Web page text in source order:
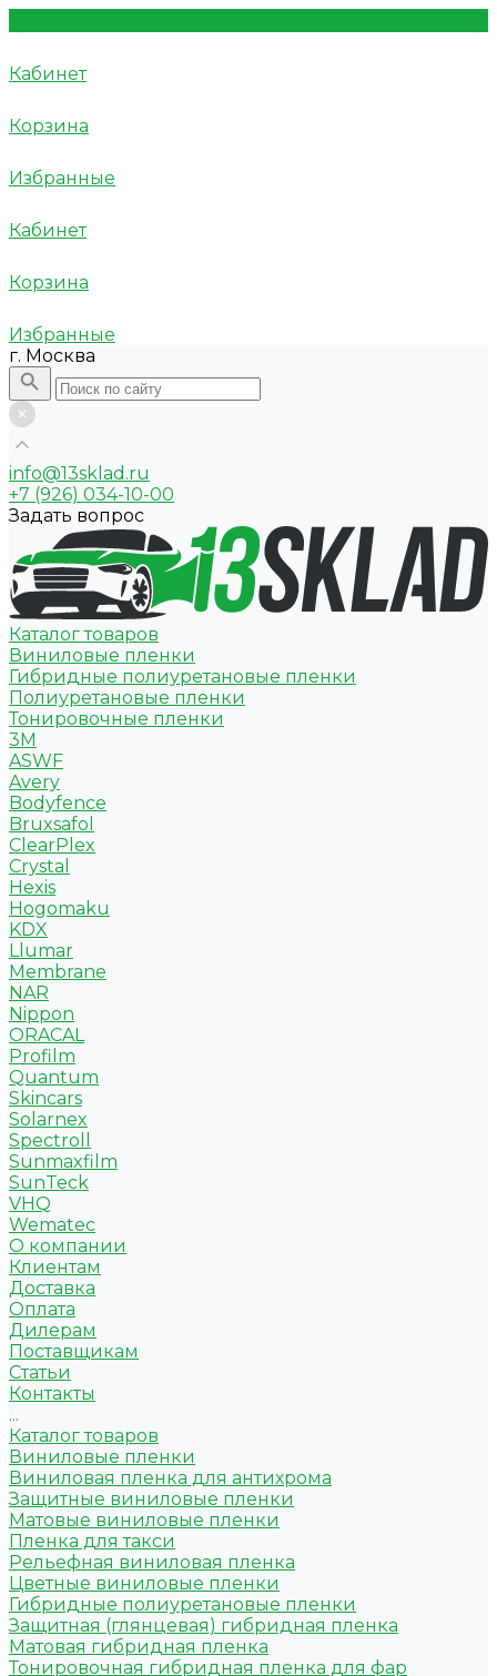
Кабинет
Корзина
Избранные
Кабинет
Корзина
Избранные
г. Москва
info@13sklad.ru
+7 (926) 034-10-00
Задать вопрос
Каталог товаров
Виниловые пленки
Гибридные полиуретановые пленки
Полиуретановые пленки
Тонировочные пленки
3M
ASWF
Avery
Bodyfence
Bruxsafol
ClearPlex
Crystal
Hexis
Hogomaku
KDX
Llumar
Membrane
NAR
Nippon
ORACAL
Profilm
Quantum
Skincars
Solarnex
Spectroll
Sunmaxfilm
SunTeck
VHQ
Wematec
О компании
Клиентам
Доставка
Оплата
Дилерам
Поставщикам
Статьи
Контакты
...
Каталог товаров
Виниловые пленки
Виниловая пленка для антихрома
Защитные виниловые пленки
Матовые виниловые пленки
Пленка для такси
Рельефная виниловая пленка
Цветные виниловые пленки
Гибридные полиуретановые пленки
Защитная (глянцевая) гибридная пленка
Матовая гибридная пленка
Тонировочная гибридная пленка для фар